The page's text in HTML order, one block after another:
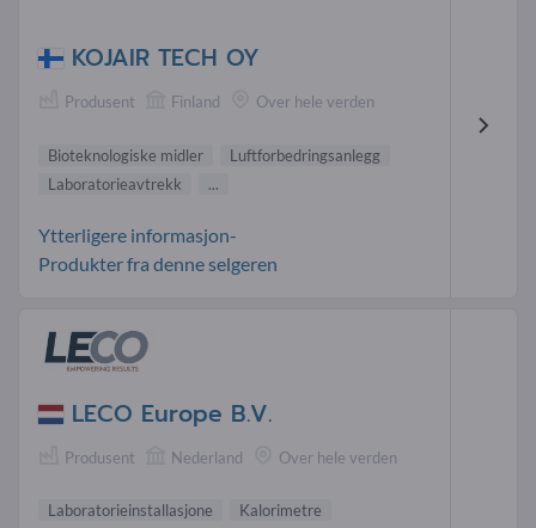
KOJAIR TECH OY
Produsent Finland Over hele verden
Bioteknologiske midler
Luftforbedringsanlegg
Laboratorieavtrekk
...
Ytterligere informasjon-
Produkter fra denne selgeren
LECO Europe B.V.
Produsent Nederland Over hele verden
Laboratorieinstallasjone
Kalorimetre